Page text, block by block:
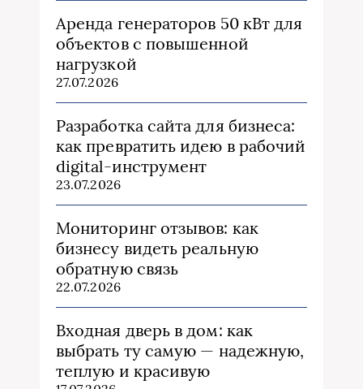
Аренда генераторов 50 кВт для
объектов с повышенной
нагрузкой
27.07.2026
Разработка сайта для бизнеса:
как превратить идею в рабочий
digital-инструмент
23.07.2026
Мониторинг отзывов: как
бизнесу видеть реальную
обратную связь
22.07.2026
Входная дверь в дом: как
выбрать ту самую — надежную,
теплую и красивую